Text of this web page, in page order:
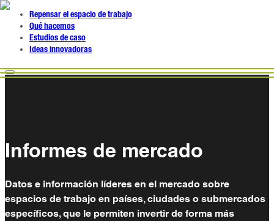
Repensar el espacio de trabajo
Qué hacemos
Estudios de caso
Ideas innovadoras
Informes de mercado
Datos e información líderes en el mercado sobre
espacios de trabajo en países, ciudades o submercados
específicos, que le permiten invertir de forma más